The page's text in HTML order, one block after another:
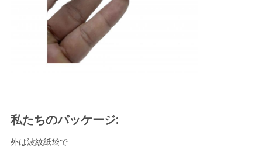
私たちのパッケージ:
外は波紋紙袋で